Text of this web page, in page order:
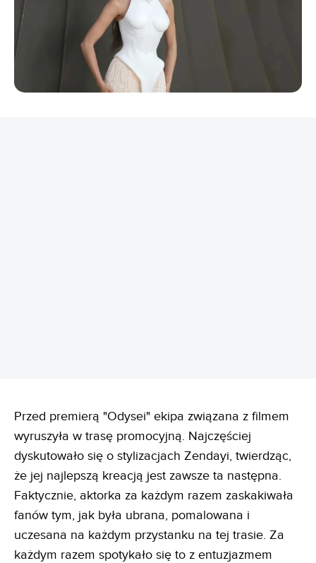
Przed premierą "Odysei" ekipa związana z filmem
wyruszyła w trasę promocyjną. Najczęściej
dyskutowało się o stylizacjach Zendayi, twierdząc,
że jej najlepszą kreacją jest zawsze ta następna.
Faktycznie, aktorka za każdym razem zaskakiwała
fanów tym, jak była ubrana, pomalowana i
uczesana na każdym przystanku na tej trasie. Za
każdym razem spotykało się to z entuzjazmem